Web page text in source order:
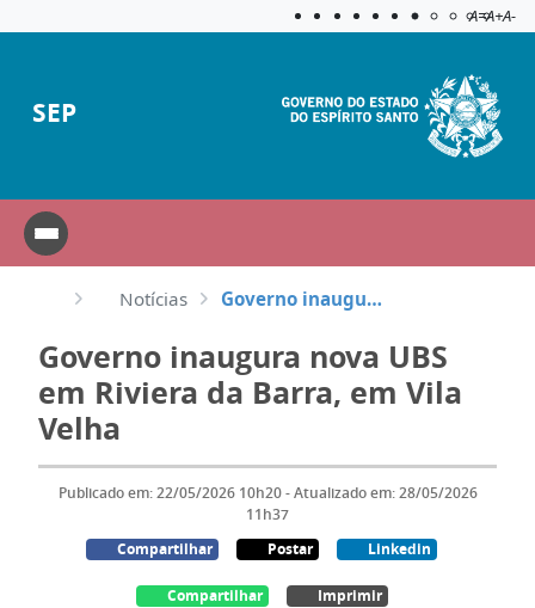
Aplicar
A=A+A-
SEP
Notícias Governo inaugura nova UBS em Riviera da Barra, em Vila Velha
Governo inaugura nova UBS
em Riviera da Barra, em Vila
Velha
Publicado em: 22/05/2026 10h20 - Atualizado em: 28/05/2026
11h37
Compartilhar
Postar Linkedin
Compartilhar Imprimir